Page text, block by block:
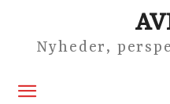
Nyheder,